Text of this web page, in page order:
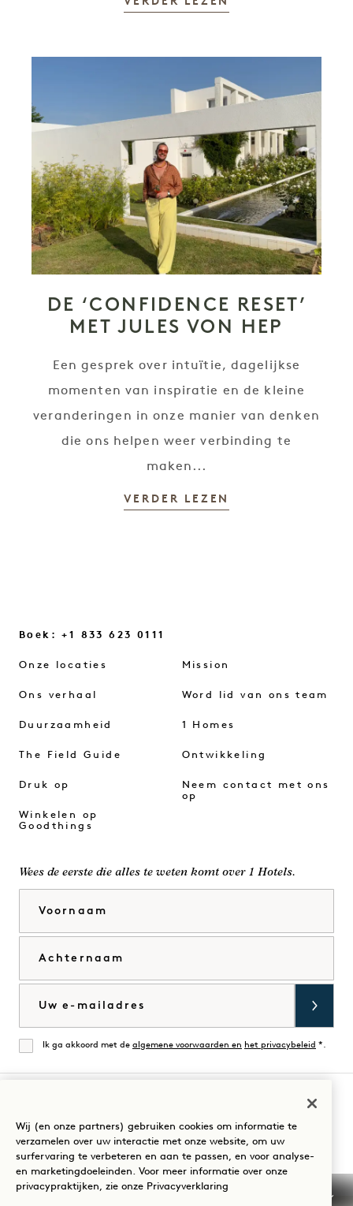
DE ‘CONFIDENCE RESET’
MET JULES VON HEP
Een gesprek over intuïtie, dagelijkse
momenten van inspiratie en de kleine
veranderingen in onze manier van denken
die ons helpen weer verbinding te
maken...
VERDER LEZEN
Boek: +1 833 623 0111
Onze locaties
Ons verhaal
Duurzaamheid
The Field Guide
Druk op
Winkelen op
Goodthings
Mission
Word lid van ons team
1 Homes
Ontwikkeling
Neem contact met ons
op
Wees de eerste die alles te weten komt over 1 Hotels.
Mee eens
Ik ga akkoord met de algemene voorwaarden en het privacybeleid *.
Bezoek
1
Hotels
op
Bezoek
1
Hotels
op
Bezoek
1
op
Bezoek
1
Hotels
op
Bezoek
1
Hotels
op
Bezoek
1
Uw verblijf begeleiden
Wij (en onze partners) gebruiken cookies om informatie te
verzamelen over uw interactie met onze website, om uw
surfervaring te verbeteren en aan te passen, en voor analyse-
en marketingdoeleinden. Voor meer informatie over onze
privacypraktijken, zie onze Privacyverklaring